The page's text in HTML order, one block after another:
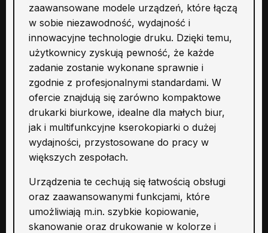
zaawansowane modele urządzeń, które łączą
w sobie niezawodność, wydajność i
innowacyjne technologie druku. Dzięki temu,
użytkownicy zyskują pewność, że każde
zadanie zostanie wykonane sprawnie i
zgodnie z profesjonalnymi standardami. W
ofercie znajdują się zarówno kompaktowe
drukarki biurkowe, idealne dla małych biur,
jak i multifunkcyjne kserokopiarki o dużej
wydajności, przystosowane do pracy w
większych zespołach.
Urządzenia te cechują się łatwością obsługi
oraz zaawansowanymi funkcjami, które
umożliwiają m.in. szybkie kopiowanie,
skanowanie oraz drukowanie w kolorze i